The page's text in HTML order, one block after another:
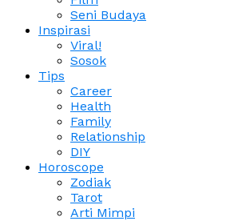
Seni Budaya
Inspirasi
Viral!
Sosok
Tips
Career
Health
Family
Relationship
DIY
Horoscope
Zodiak
Tarot
Arti Mimpi